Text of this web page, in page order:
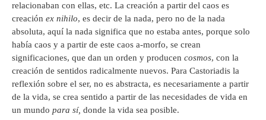
relacionaban con ellas, etc. La creación a partir del caos es
creación ex nihilo, es decir de la nada, pero no de la nada
absoluta, aquí la nada significa que no estaba antes, porque solo
había caos y a partir de este caos a-morfo, se crean
significaciones, que dan un orden y producen cosmos, con la
creación de sentidos radicalmente nuevos. Para Castoriadis la
reflexión sobre el ser, no es abstracta, es necesariamente a partir
de la vida, se crea sentido a partir de las necesidades de vida en
un mundo para sí, donde la vida sea posible.